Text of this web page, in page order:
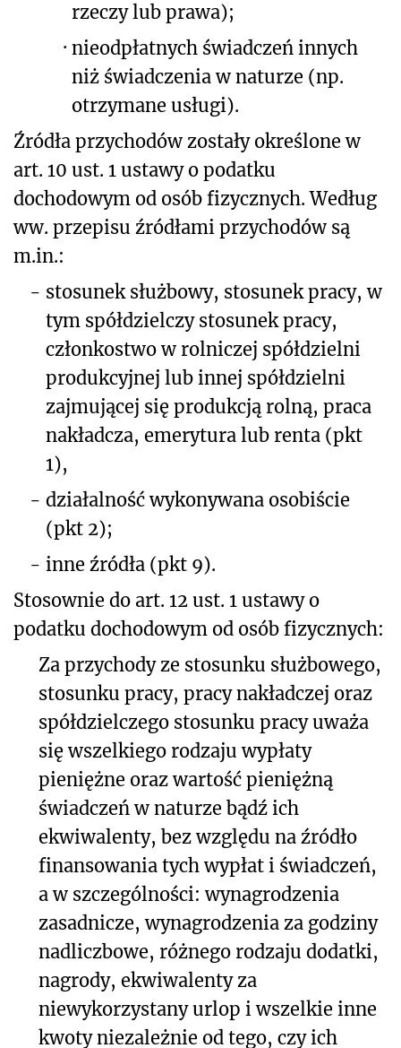
rzeczy lub prawa);
· nieodpłatnych świadczeń innych
niż świadczenia w naturze (np.
otrzymane usługi).
Źródła przychodów zostały określone w
art. 10 ust. 1 ustawy o podatku
dochodowym od osób fizycznych.Według
ww. przepisu źródłami przychodów są
m.in.:
- stosunek służbowy, stosunek pracy, w
tym spółdzielczy stosunek pracy,
członkostwo w rolniczej spółdzielni
produkcyjnej lub innej spółdzielni
zajmującej się produkcją rolną, praca
nakładcza, emerytura lub renta (pkt
1),
- działalność wykonywana osobiście
(pkt 2);
- inne źródła (pkt 9).
Stosownie do art. 12 ust. 1 ustawy o
podatku dochodowym od osób fizycznych:
Za przychody ze stosunku służbowego,
stosunku pracy, pracy nakładczej oraz
spółdzielczego stosunku pracy uważa
się wszelkiego rodzaju wypłaty
pieniężne oraz wartość pieniężną
świadczeń w naturze bądź ich
ekwiwalenty, bez względu na źródło
finansowania tych wypłat i świadczeń,
a w szczególności: wynagrodzenia
zasadnicze, wynagrodzenia za godziny
nadliczbowe, różnego rodzaju dodatki,
nagrody, ekwiwalenty za
niewykorzystany urlop i wszelkie inne
kwoty niezależnie od tego, czy ich